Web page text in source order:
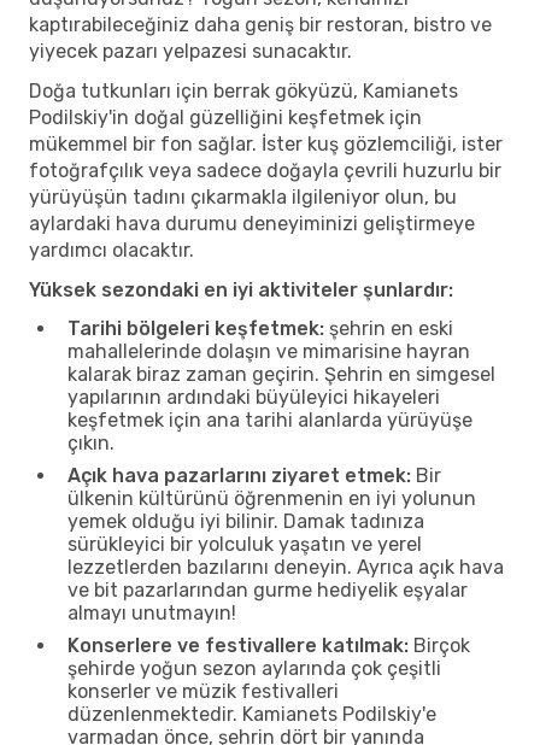
kaptırabileceğiniz daha geniş bir restoran, bistro ve
yiyecek pazarı yelpazesi sunacaktır.
Doğa tutkunları için berrak gökyüzü, Kamianets
Podilskiy'in doğal güzelliğini keşfetmek için
mükemmel bir fon sağlar. İster kuş gözlemciliği, ister
fotoğrafçılık veya sadece doğayla çevrili huzurlu bir
yürüyüşün tadını çıkarmakla ilgileniyor olun, bu
aylardaki hava durumu deneyiminizi geliştirmeye
yardımcı olacaktır.
Yüksek sezondaki en iyi aktiviteler şunlardır:
Tarihi bölgeleri keşfetmek: şehrin en eski
mahallelerinde dolaşın ve mimarisine hayran
kalarak biraz zaman geçirin. Şehrin en simgesel
yapılarının ardındaki büyüleyici hikayeleri
keşfetmek için ana tarihi alanlarda yürüyüşe
çıkın.
Açık hava pazarlarını ziyaret etmek: Bir
ülkenin kültürünü öğrenmenin en iyi yolunun
yemek olduğu iyi bilinir. Damak tadınıza
sürükleyici bir yolculuk yaşatın ve yerel
lezzetlerden bazılarını deneyin. Ayrıca açık hava
ve bit pazarlarından gurme hediyelik eşyalar
almayı unutmayın!
Konserlere ve festivallere katılmak: Birçok
şehirde yoğun sezon aylarında çok çeşitli
konserler ve müzik festivalleri
düzenlenmektedir. Kamianets Podilskiy'e
varmadan önce, şehrin dört bir yanında